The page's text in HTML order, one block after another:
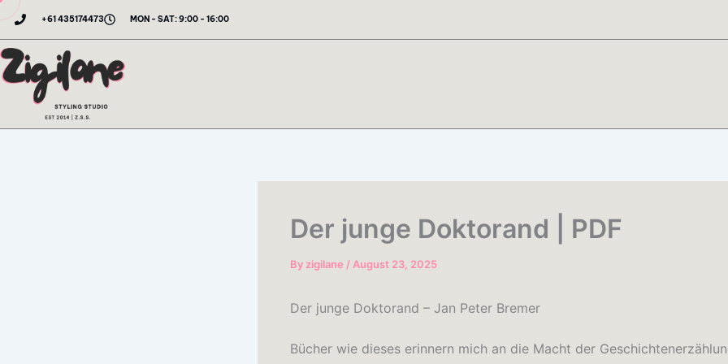
Skip
content
+61 435174473 MON - SAT: 9:00 - 16:00
Der junge Doktorand | PDF
By zigilane / August 23, 2025
Der junge Doktorand – Jan Peter Bremer
Bücher wie dieses erinnern mich an die Macht der